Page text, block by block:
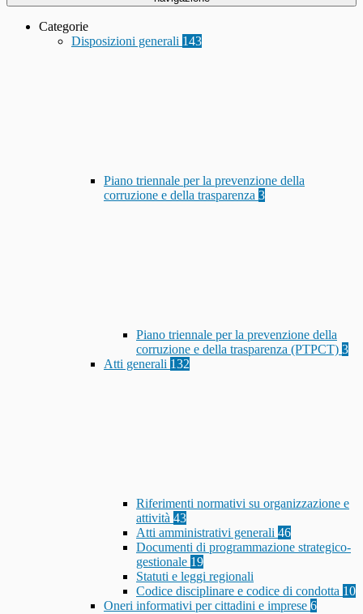
Categorie
Disposizioni generali 143
Piano triennale per la prevenzione della
corruzione e della trasparenza 3
Piano triennale per la prevenzione della
corruzione e della trasparenza (PTPCT) 3
Atti generali 132
Riferimenti normativi su organizzazione e
attività 43
Atti amministrativi generali 46
Documenti di programmazione strategico-
gestionale 19
Statuti e leggi regionali
Codice disciplinare e codice di condotta 10
Oneri informativi per cittadini e imprese 6